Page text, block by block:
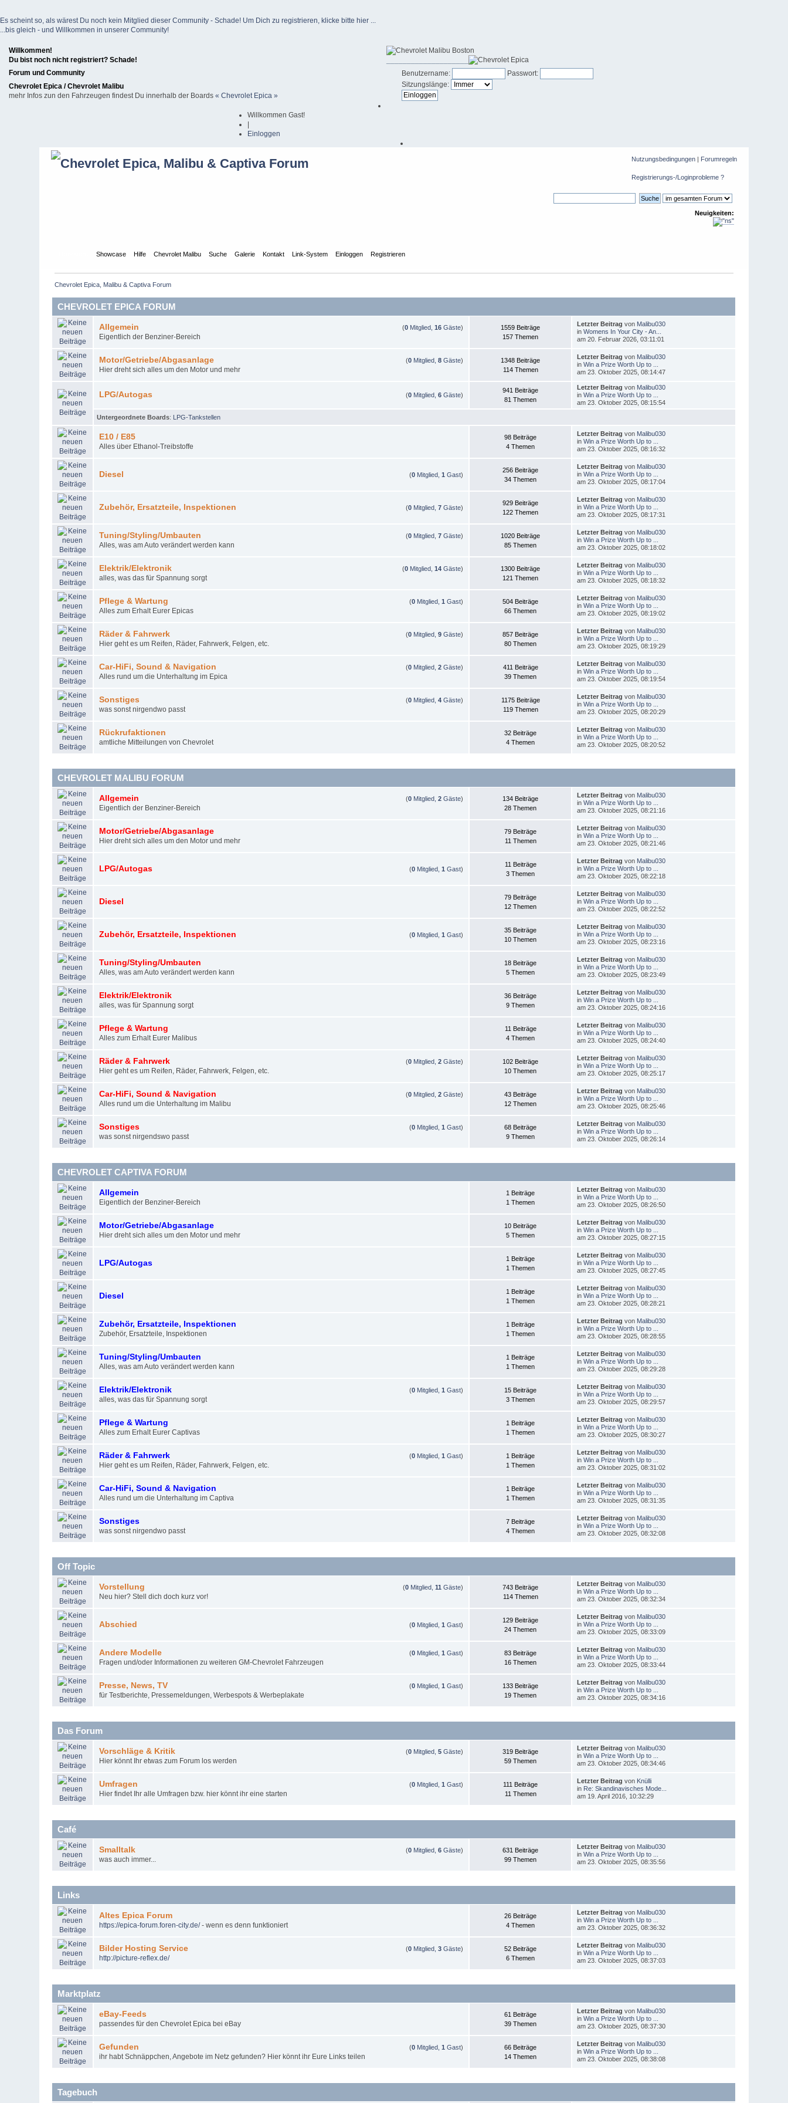
Es scheint so, als wärest Du noch kein Mitglied dieser Community - Schade! Um Dich zu registrieren, klicke bitte hier ...
...bis gleich - und Willkommen in unserer Community!
Willkommen!
Du bist noch nicht registriert? Schade!
Forum und Community
Chevrolet Epica / Chevrolet Malibu
mehr Infos zun den Fahrzeugen findest Du innerhalb der Boards « Chevrolet Epica »
Benutzername:
Passwort:
Sitzungslänge:
Willkommen Gast!
Einloggen
Nutzungsbedingungen| Forumregeln
Registrierungs-/Loginprobleme ?
Neuigkeiten:
Showcase Hilfe Chevrolet Malibu Suche Galerie Kontakt Link-System Einloggen Registrieren
Chevrolet Epica, Malibu & Captiva Forum
CHEVROLET EPICA FORUM
Allgemein (0 Mitglied,16 Gäste)
Eigentlich der Benziner-Bereich
1559 Beiträge
157 Themen
Letzter Beitrag von Malibu030
in Womens In Your City - An...
am 20. Februar 2026, 03:11:01
Motor/Getriebe/Abgasanlage (0 Mitglied,8 Gäste)
Hier dreht sich alles um den Motor und mehr
1348 Beiträge
114 Themen
Letzter Beitrag von Malibu030
in Win a Prize Worth Up to ...
am 23. Oktober 2025, 08:14:47
LPG/Autogas (0 Mitglied,6 Gäste)
941 Beiträge
81 Themen
Letzter Beitrag von Malibu030
in Win a Prize Worth Up to ...
am 23. Oktober 2025, 08:15:54
Untergeordnete Boards: LPG-Tankstellen
E10 / E85
Alles über Ethanol-Treibstoffe
98 Beiträge
4 Themen
Letzter Beitrag von Malibu030
in Win a Prize Worth Up to ...
am 23. Oktober 2025, 08:16:32
Diesel (0 Mitglied,1 Gast)
256 Beiträge
34 Themen
Letzter Beitrag von Malibu030
in Win a Prize Worth Up to ...
am 23. Oktober 2025, 08:17:04
Zubehör, Ersatzteile, Inspektionen (0 Mitglied,7 Gäste)
929 Beiträge
122 Themen
Letzter Beitrag von Malibu030
in Win a Prize Worth Up to ...
am 23. Oktober 2025, 08:17:31
Tuning/Styling/Umbauten (0 Mitglied,7 Gäste)
Alles, was am Auto verändert werden kann
1020 Beiträge
85 Themen
Letzter Beitrag von Malibu030
in Win a Prize Worth Up to ...
am 23. Oktober 2025, 08:18:02
Elektrik/Elektronik (0 Mitglied,14 Gäste)
alles, was das für Spannung sorgt
1300 Beiträge
121 Themen
Letzter Beitrag von Malibu030
in Win a Prize Worth Up to ...
am 23. Oktober 2025, 08:18:32
Pflege & Wartung (0 Mitglied,1 Gast)
Alles zum Erhalt Eurer Epicas
504 Beiträge
66 Themen
Letzter Beitrag von Malibu030
in Win a Prize Worth Up to ...
am 23. Oktober 2025, 08:19:02
Räder & Fahrwerk (0 Mitglied,9 Gäste)
Hier geht es um Reifen, Räder, Fahrwerk, Felgen, etc.
857 Beiträge
80 Themen
Letzter Beitrag von Malibu030
in Win a Prize Worth Up to ...
am 23. Oktober 2025, 08:19:29
Car-HiFi, Sound & Navigation (0 Mitglied,2 Gäste)
Alles rund um die Unterhaltung im Epica
411 Beiträge
39 Themen
Letzter Beitrag von Malibu030
in Win a Prize Worth Up to ...
am 23. Oktober 2025, 08:19:54
Sonstiges (0 Mitglied,4 Gäste)
was sonst nirgendwo passt
1175 Beiträge
119 Themen
Letzter Beitrag von Malibu030
in Win a Prize Worth Up to ...
am 23. Oktober 2025, 08:20:29
Rückrufaktionen
amtliche Mitteilungen von Chevrolet
32 Beiträge
4 Themen
Letzter Beitrag von Malibu030
in Win a Prize Worth Up to ...
am 23. Oktober 2025, 08:20:52
CHEVROLET MALIBU FORUM
Allgemein (0 Mitglied,2 Gäste)
Eigentlich der Benziner-Bereich
134 Beiträge
28 Themen
Letzter Beitrag von Malibu030
in Win a Prize Worth Up to ...
am 23. Oktober 2025, 08:21:16
Motor/Getriebe/Abgasanlage
Hier dreht sich alles um den Motor und mehr
79 Beiträge
11 Themen
Letzter Beitrag von Malibu030
in Win a Prize Worth Up to ...
am 23. Oktober 2025, 08:21:46
LPG/Autogas (0 Mitglied,1 Gast)
11 Beiträge
3 Themen
Letzter Beitrag von Malibu030
in Win a Prize Worth Up to ...
am 23. Oktober 2025, 08:22:18
Diesel
79 Beiträge
12 Themen
Letzter Beitrag von Malibu030
in Win a Prize Worth Up to ...
am 23. Oktober 2025, 08:22:52
Zubehör, Ersatzteile, Inspektionen (0 Mitglied,1 Gast)
35 Beiträge
10 Themen
Letzter Beitrag von Malibu030
in Win a Prize Worth Up to ...
am 23. Oktober 2025, 08:23:16
Tuning/Styling/Umbauten
Alles, was am Auto verändert werden kann
18 Beiträge
5 Themen
Letzter Beitrag von Malibu030
in Win a Prize Worth Up to ...
am 23. Oktober 2025, 08:23:49
Elektrik/Elektronik
alles, was für Spannung sorgt
36 Beiträge
9 Themen
Letzter Beitrag von Malibu030
in Win a Prize Worth Up to ...
am 23. Oktober 2025, 08:24:16
Pflege & Wartung
Alles zum Erhalt Eurer Malibus
11 Beiträge
4 Themen
Letzter Beitrag von Malibu030
in Win a Prize Worth Up to ...
am 23. Oktober 2025, 08:24:40
Räder & Fahrwerk (0 Mitglied,2 Gäste)
Hier geht es um Reifen, Räder, Fahrwerk, Felgen, etc.
102 Beiträge
10 Themen
Letzter Beitrag von Malibu030
in Win a Prize Worth Up to ...
am 23. Oktober 2025, 08:25:17
Car-HiFi, Sound & Navigation (0 Mitglied,2 Gäste)
Alles rund um die Unterhaltung im Malibu
43 Beiträge
12 Themen
Letzter Beitrag von Malibu030
in Win a Prize Worth Up to ...
am 23. Oktober 2025, 08:25:46
Sonstiges (0 Mitglied,1 Gast)
was sonst nirgendswo passt
68 Beiträge
9 Themen
Letzter Beitrag von Malibu030
in Win a Prize Worth Up to ...
am 23. Oktober 2025, 08:26:14
CHEVROLET CAPTIVA FORUM
Allgemein
Eigentlich der Benziner-Bereich
1 Beiträge
1 Themen
Letzter Beitrag von Malibu030
in Win a Prize Worth Up to ...
am 23. Oktober 2025, 08:26:50
Motor/Getriebe/Abgasanlage
Hier dreht sich alles um den Motor und mehr
10 Beiträge
5 Themen
Letzter Beitrag von Malibu030
in Win a Prize Worth Up to ...
am 23. Oktober 2025, 08:27:15
LPG/Autogas
1 Beiträge
1 Themen
Letzter Beitrag von Malibu030
in Win a Prize Worth Up to ...
am 23. Oktober 2025, 08:27:45
Diesel
1 Beiträge
1 Themen
Letzter Beitrag von Malibu030
in Win a Prize Worth Up to ...
am 23. Oktober 2025, 08:28:21
Zubehör, Ersatzteile, Inspektionen
Zubehör, Ersatzteile, Inspektionen
1 Beiträge
1 Themen
Letzter Beitrag von Malibu030
in Win a Prize Worth Up to ...
am 23. Oktober 2025, 08:28:55
Tuning/Styling/Umbauten
Alles, was am Auto verändert werden kann
1 Beiträge
1 Themen
Letzter Beitrag von Malibu030
in Win a Prize Worth Up to ...
am 23. Oktober 2025, 08:29:28
Elektrik/Elektronik (0 Mitglied,1 Gast)
alles, was das für Spannung sorgt
15 Beiträge
3 Themen
Letzter Beitrag von Malibu030
in Win a Prize Worth Up to ...
am 23. Oktober 2025, 08:29:57
Pflege & Wartung
Alles zum Erhalt Eurer Captivas
1 Beiträge
1 Themen
Letzter Beitrag von Malibu030
in Win a Prize Worth Up to ...
am 23. Oktober 2025, 08:30:27
Räder & Fahrwerk (0 Mitglied,1 Gast)
Hier geht es um Reifen, Räder, Fahrwerk, Felgen, etc.
1 Beiträge
1 Themen
Letzter Beitrag von Malibu030
in Win a Prize Worth Up to ...
am 23. Oktober 2025, 08:31:02
Car-HiFi, Sound & Navigation
Alles rund um die Unterhaltung im Captiva
1 Beiträge
1 Themen
Letzter Beitrag von Malibu030
in Win a Prize Worth Up to ...
am 23. Oktober 2025, 08:31:35
Sonstiges
was sonst nirgendwo passt
7 Beiträge
4 Themen
Letzter Beitrag von Malibu030
in Win a Prize Worth Up to ...
am 23. Oktober 2025, 08:32:08
Off Topic
Vorstellung (0 Mitglied,11 Gäste)
Neu hier? Stell dich doch kurz vor!
743 Beiträge
114 Themen
Letzter Beitrag von Malibu030
in Win a Prize Worth Up to ...
am 23. Oktober 2025, 08:32:34
Abschied (0 Mitglied,1 Gast)
129 Beiträge
24 Themen
Letzter Beitrag von Malibu030
in Win a Prize Worth Up to ...
am 23. Oktober 2025, 08:33:09
Andere Modelle (0 Mitglied,1 Gast)
Fragen und/oder Informationen zu weiteren GM-Chevrolet Fahrzeugen
83 Beiträge
16 Themen
Letzter Beitrag von Malibu030
in Win a Prize Worth Up to ...
am 23. Oktober 2025, 08:33:44
Presse, News, TV (0 Mitglied,1 Gast)
für Testberichte, Pressemeldungen, Werbespots & Werbeplakate
133 Beiträge
19 Themen
Letzter Beitrag von Malibu030
in Win a Prize Worth Up to ...
am 23. Oktober 2025, 08:34:16
Das Forum
Vorschläge & Kritik (0 Mitglied,5 Gäste)
Hier könnt Ihr etwas zum Forum los werden
319 Beiträge
59 Themen
Letzter Beitrag von Malibu030
in Win a Prize Worth Up to ...
am 23. Oktober 2025, 08:34:46
Umfragen (0 Mitglied,1 Gast)
Hier findet Ihr alle Umfragen bzw. hier könnt ihr eine starten
111 Beiträge
11 Themen
Letzter Beitrag von Knülli
in Re: Skandinavisches Mode...
am 19. April 2016, 10:32:29
Café
Smalltalk (0 Mitglied,6 Gäste)
was auch immer...
631 Beiträge
99 Themen
Letzter Beitrag von Malibu030
in Win a Prize Worth Up to ...
am 23. Oktober 2025, 08:35:56
Links
Altes Epica Forum
https://epica-forum.foren-city.de/- wenn es denn funktioniert
26 Beiträge
4 Themen
Letzter Beitrag von Malibu030
in Win a Prize Worth Up to ...
am 23. Oktober 2025, 08:36:32
Bilder Hosting Service (0 Mitglied,3 Gäste)
http://picture-reflex.de/
52 Beiträge
6 Themen
Letzter Beitrag von Malibu030
in Win a Prize Worth Up to ...
am 23. Oktober 2025, 08:37:03
Marktplatz
eBay-Feeds
passendes für den Chevrolet Epica bei eBay
61 Beiträge
39 Themen
Letzter Beitrag von Malibu030
in Win a Prize Worth Up to ...
am 23. Oktober 2025, 08:37:30
Gefunden (0 Mitglied,1 Gast)
ihr habt Schnäppchen, Angebote im Netz gefunden? Hier könnt ihr Eure Links teilen
66 Beiträge
14 Themen
Letzter Beitrag von Malibu030
in Win a Prize Worth Up to ...
am 23. Oktober 2025, 08:38:08
Tagebuch